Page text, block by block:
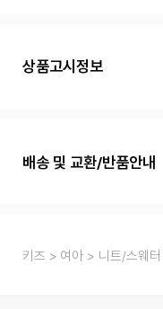
상품고시정보
배송 및 교환/반품안내
키즈 여아 니트/스웨터